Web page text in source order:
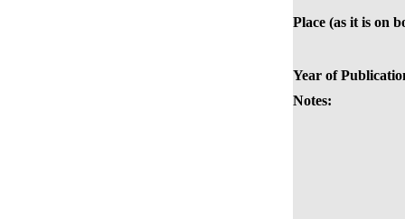
Place (as it is on
Year of
Notes: